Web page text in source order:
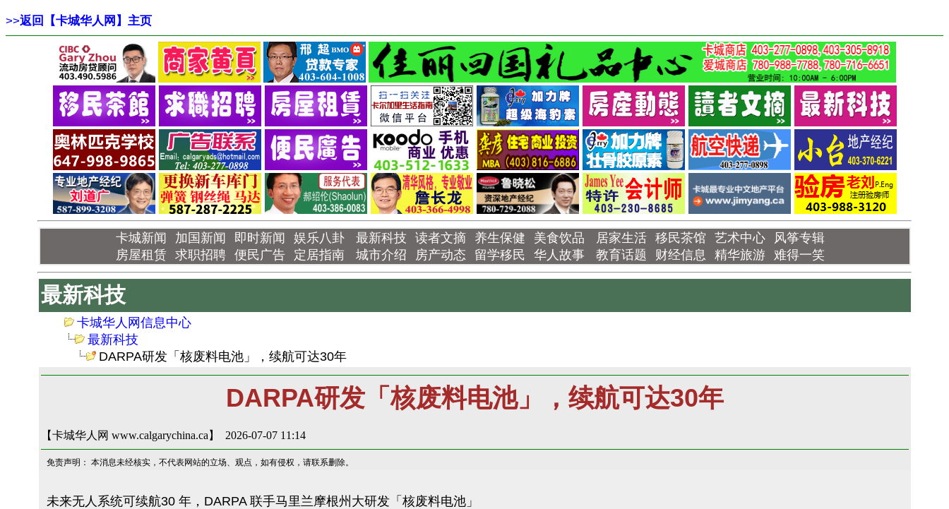
>>返回【卡城华人网】主页
卡城新闻 加国新闻 即时新闻 娱乐八卦 最新科技 读者文摘 养生保健 美食饮品 居家生活 移民茶馆 艺术中心
风筝专辑
房屋租赁 求职招聘 便民广告 定居指南 城市介绍 房产动态 留学移民 华人故事 教育话题 财经信息 精华旅游 难得一笑
最新科技
卡城华人网信息中心
最新科技
DARPA研发「核废料电池」，续航可达30年
DARPA研发「核废料电池」，续航可达30年
【卡城华人网 www.calgarychina.ca】 2026-07-07 11:14
免责声明： 本消息未经核实，不代表网站的立场、观点，如有侵权，请联系删除。
未来无人系统可续航30 年，DARPA 联手马里兰摩根州大研发「核废料电池」